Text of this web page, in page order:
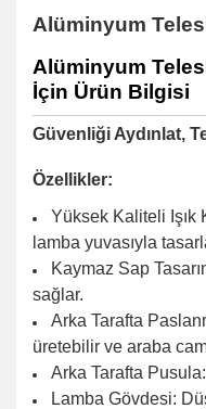
Alüminyum
Alüminyum
İçin Ürün Bilgisi
Güvenliği Aydınlat,
Özellikler:
Yüksek Kaliteli Işık
lamba yuvasıyla
Kaymaz Sap
sağlar.
Arka Tarafta
üretebilir ve araba
Arka Tarafta
Lamba Gövdesi: